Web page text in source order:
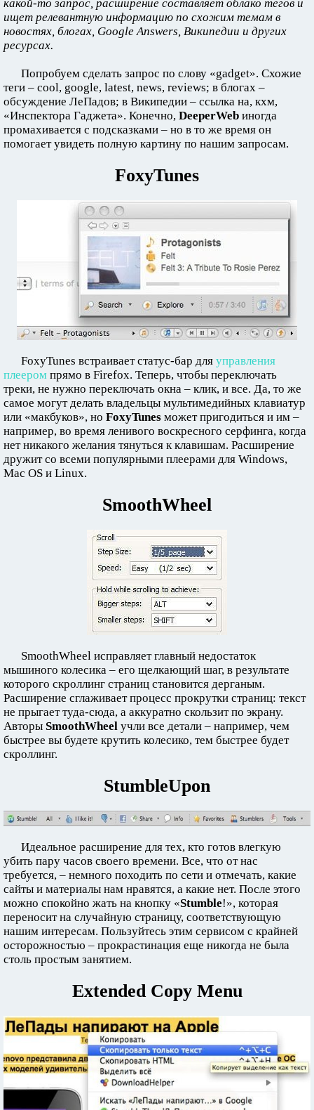
какой-то запрос, расширение составляет облако тегов и
ищет релевантную информацию по схожим темам в
новостях, блогах, Google Answers, Википедии и других
ресурсах.
Попробуем сделать запрос по слову «gadget». Схожие
теги – cool, google, latest, news, reviews; в блогах –
обсуждение ЛеПадов; в Википедии – ссылка на, кхм,
«Инспектора Гаджета». Конечно, DeeperWeb иногда
промахивается с подсказками – но в то же время он
помогает увидеть полную картину по нашим запросам.
FoxyTunes
FoxyTunes встраивает статус-бар для управления
плеером прямо в Firefox. Теперь, чтобы переключать
треки, не нужно переключать окна – клик, и все. Да, то же
самое могут делать владельцы мультимедийных клавиатур
или «макбуков», но FoxyTunes может пригодиться и им –
например, во время ленивого воскресного серфинга, когда
нет никакого желания тянуться к клавишам. Расширение
дружит со всеми популярными плеерами для Windows,
Mac OS и Linux.
SmoothWheel
SmoothWheel исправляет главный недостаток
мышиного колесика – его щелкающий шаг, в результате
которого скроллинг страниц становится дерганым.
Расширение сглаживает процесс прокрутки страниц: текст
не прыгает туда-сюда, а аккуратно скользит по экрану.
Авторы SmoothWheel учли все детали – например, чем
быстрее вы будете крутить колесико, тем быстрее будет
скроллинг.
StumbleUpon
Идеальное расширение для тех, кто готов влегкую
убить пару часов своего времени. Все, что от нас
требуется, – немного походить по сети и отмечать, какие
сайты и материалы нам нравятся, а какие нет. После этого
можно спокойно жать на кнопку «Stumble!», которая
переносит на случайную страницу, соответствующую
нашим интересам. Пользуйтесь этим сервисом с крайней
осторожностью – прокрастинация еще никогда не была
столь простым занятием.
Extended Copy Menu